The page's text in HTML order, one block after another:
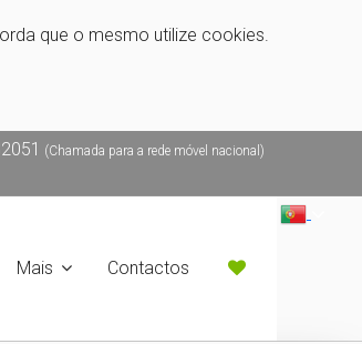
que o mesmo utilize cookies.
(Chamada para a rede móvel nacional)
Mais Contactos